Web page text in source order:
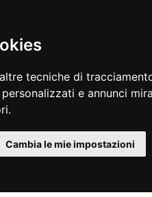
tecniche di
e annunci
Cambia le mie impostazioni